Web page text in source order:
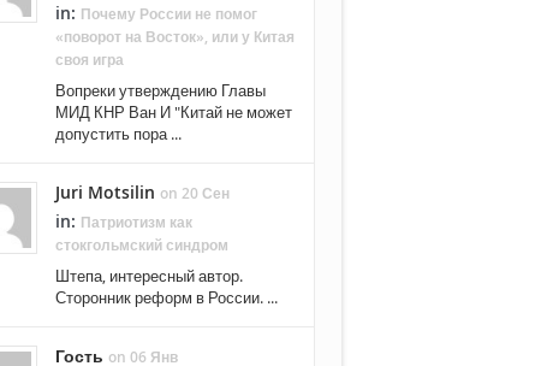
in: Почему России не помог
«поворот на Восток», или у Китая
своя игра
Вопреки утверждению Главы
МИД КНР Ван И "Китай не может
допустить пора ...
Juri Motsilin on 20 Сен
in: Патриотизм как
стокгольмский синдром
Штепа, интересный автор.
Сторонник реформ в России. ...
Гость on 06 Янв